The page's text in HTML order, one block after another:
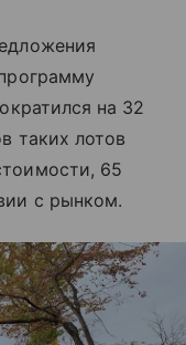
на 32
таких лотов
65
с рынком.